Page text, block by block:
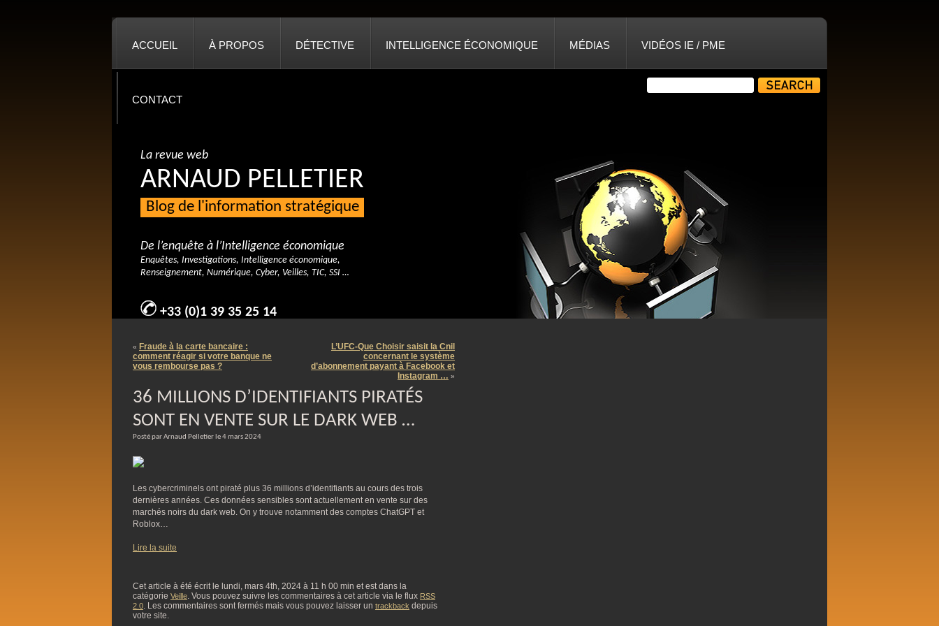
ACCUEIL À PROPOS DÉTECTIVE INTELLIGENCE ÉCONOMIQUE MÉDIAS VIDÉOS IE / PME
CONTACT
La revue web
ARNAUD PELLETIER
Blog de l'information stratégique
De l’enquête à l’Intelligence économique
Enquêtes, Investigations, Intelligence économique,
Renseignement, Numérique, Cyber, Veilles, TIC, SSI …
+33 (0)1 39 35 25 14
« Fraude à la carte bancaire :
comment réagir si votre banque ne
vous rembourse pas ?
L’UFC-Que Choisir saisit la Cnil
concernant le système
d’abonnement payant à Facebook et
Instagram … »
36 MILLIONS D’IDENTIFIANTS PIRATÉS
SONT EN VENTE SUR LE DARK WEB …
Posté par Arnaud Pelletier le 4 mars 2024
Les cybercriminels ont piraté plus 36 millions d’identifiants au cours des trois
dernières années. Ces données sensibles sont actuellement en vente sur des
marchés noirs du dark web. On y trouve notamment des comptes ChatGPT et
Roblox…
Lire la suite
Cet article à été écrit le lundi, mars 4th, 2024 à 11 h 00 min et est dans la
catégorie Veille. Vous pouvez suivre les commentaires à cet article via le flux RSS
2.0. Les commentaires sont fermés mais vous pouvez laisser un trackback depuis
votre site.